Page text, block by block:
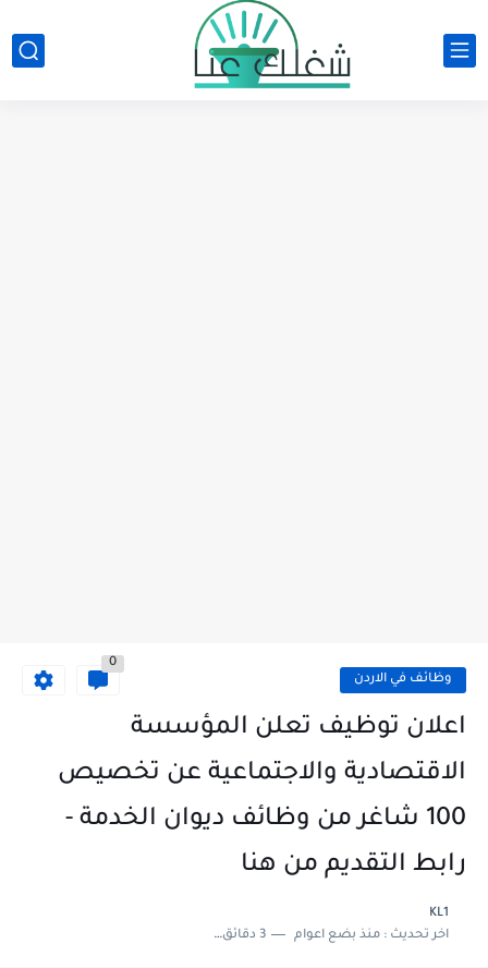
وظائف في الاردن
0
اعلان توظيف تعلن المؤسسة
الاقتصادية والاجتماعية عن تخصيص
100 شاغر من وظائف ديوان الخدمة -
رابط التقديم من هنا
KL1
اخر تحديث :منذ بضع اعوام 3 دقائق للقراءة